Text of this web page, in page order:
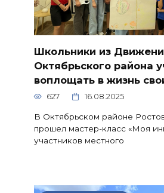
Школьники из
Октябрьского района
воплощать в жизнь
627 16.08.2025
В Октябрьском районе
прошел мастер-класс «Моя
участников местного